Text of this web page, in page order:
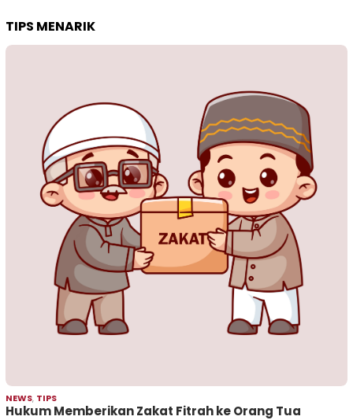
TIPS MENARIK
NEWS, TIPS
Hukum Memberikan Zakat Fitrah ke Orang Tua